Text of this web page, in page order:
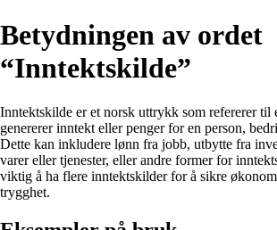
Betydningen av ordet
“Inntektskilde”
Inntektskilde er et norsk uttrykk som refererer til
genererer inntekt eller penger for en person,
Dette kan inkludere lønn fra jobb, utbytte fra
varer eller tjenester, eller andre former for
viktig å ha flere inntektskilder for å sikre
trygghet.